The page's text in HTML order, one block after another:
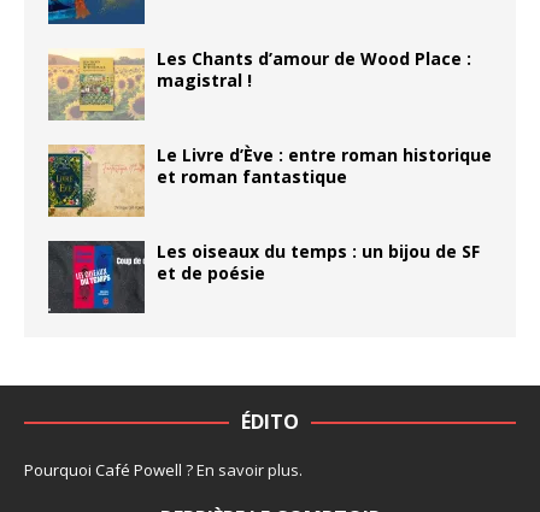
Les Chants d’amour de Wood Place :
magistral !
Le Livre d’Ève : entre roman historique
et roman fantastique
Les oiseaux du temps : un bijou de SF
et de poésie
ÉDITO
Pourquoi Café Powell ?En savoir plus.